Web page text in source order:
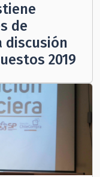
de
discusión
2019